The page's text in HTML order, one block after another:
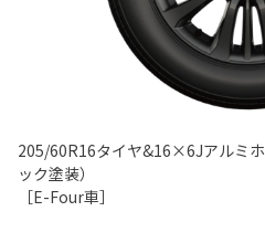
205/60R16タイヤ&16×6Jアルミ
ック塗装）
［E-Four車］